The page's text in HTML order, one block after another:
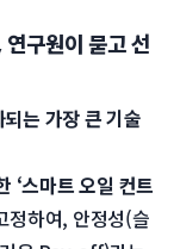
원이 묻고 선
는 가장 큰 기술
‘스마트 오일 컨트
정하여, 안정성(슬